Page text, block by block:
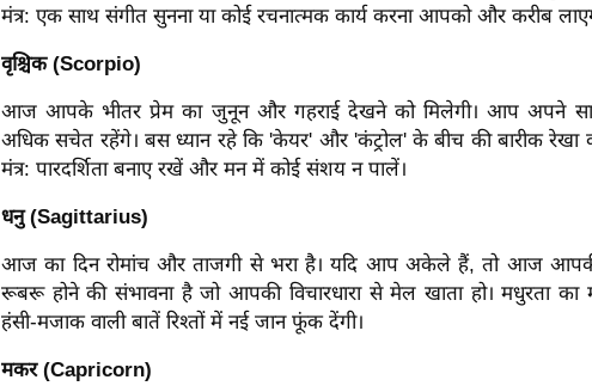
मंत्र: एक साथ संगीत सुनना या कोई रचनात्मक कार्य करना आपको और करीब
वृश्चिक (Scorpio)
आज आपके भीतर प्रेम का जुनून और गहराई देखने को मिलेगी। आप अपने
अधिक सचेत रहेंगे। बस ध्यान रहे कि 'केयर' और 'कंट्रोल' के बीच की बारीक रेखा
मंत्र: पारदर्शिता बनाए रखें और मन में कोई संशय न पालें।
धनु (Sagittarius)
आज का दिन रोमांच और ताजगी से भरा है। यदि आप अकेले हैं, तो आज
रूबरू होने की संभावना है जो आपकी विचारधारा से मेल खाता हो।मधुरता का
हंसी-मजाक वाली बातें रिश्तों में नई जान फूंक देंगी।
मकर (Capricorn)